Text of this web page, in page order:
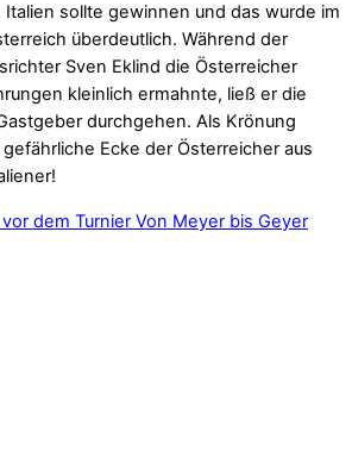
sollte gewinnen und das wurde im
überdeutlich. Während der
Sven Eklind die Österreicher
kleinlich ermahnte, ließ er die
durchgehen. Als Krönung
Ecke der Österreicher aus
dem Turnier Von Meyer bis Geyer